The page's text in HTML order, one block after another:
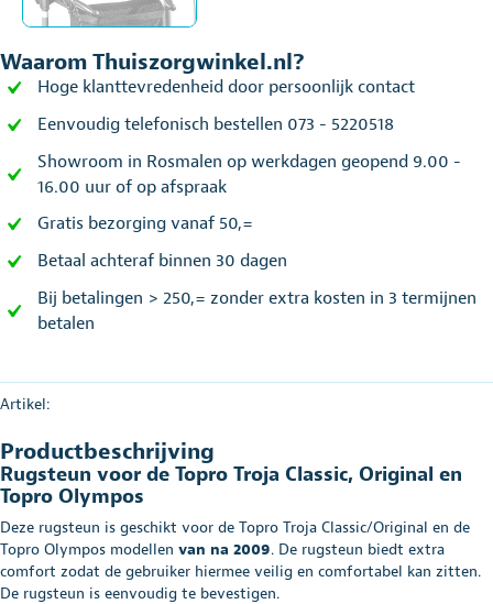
Waarom Thuiszorgwinkel.nl?
Hoge klanttevredenheid door persoonlijk contact
Eenvoudig telefonisch bestellen 073 - 5220518
Showroom in Rosmalen op werkdagen geopend 9.00 -
16.00 uur of op afspraak
Gratis bezorging vanaf 50,=
Betaal achteraf binnen 30 dagen
Bij betalingen > 250,= zonder extra kosten in 3 termijnen
betalen
Artikel:
Productbeschrijving
Rugsteun voor de Topro Troja Classic, Original en
Topro Olympos
Deze rugsteun is geschikt voor de Topro Troja Classic/Original en de
Topro Olympos modellen van na 2009. De rugsteun biedt extra
comfort zodat de gebruiker hiermee veilig en comfortabel kan zitten.
De rugsteun is eenvoudig te bevestigen.